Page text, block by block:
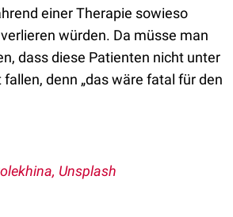
einer Therapie sowieso
würden. Da müsse man
dass diese Patienten nicht unter
denn „das wäre fatal für den
Unsplash